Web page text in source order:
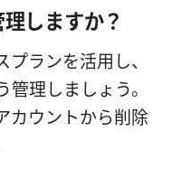
しますか？
ランを活用し、
理しましょう。
カウントから削除